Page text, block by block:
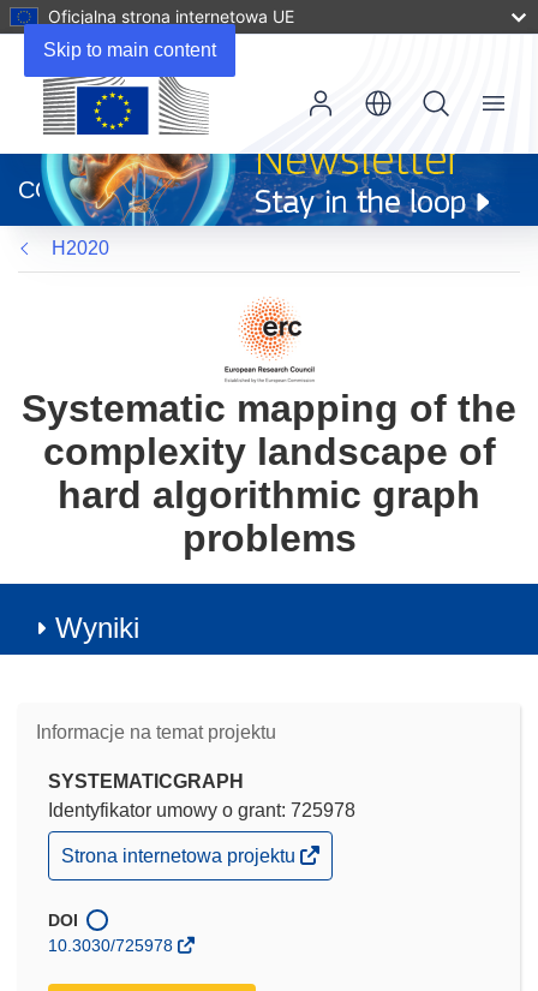
Skip to main content
Oficjalna strona internetowa UE
otworzy
się
w
nowym
oknie)
CORDIS
Menu
H2020
Systematic mapping of the
complexity landscape of
hard algorithmic graph
problems
Wyniki
Informacje na temat projektu
SYSTEMATICGRAPH
Identyfikator umowy o grant: 725978
(odnośnik
otworzy
w
nowym
Strona internetowa projektu
DOI
10.3030/725978